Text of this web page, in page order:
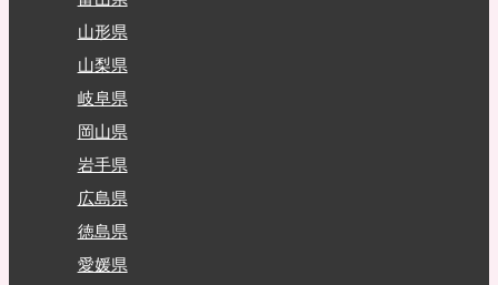
山形県
山梨県
岐阜県
岡山県
岩手県
広島県
徳島県
愛媛県